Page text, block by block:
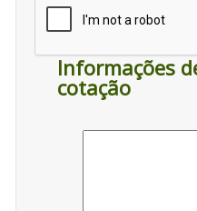
Informações
cotação